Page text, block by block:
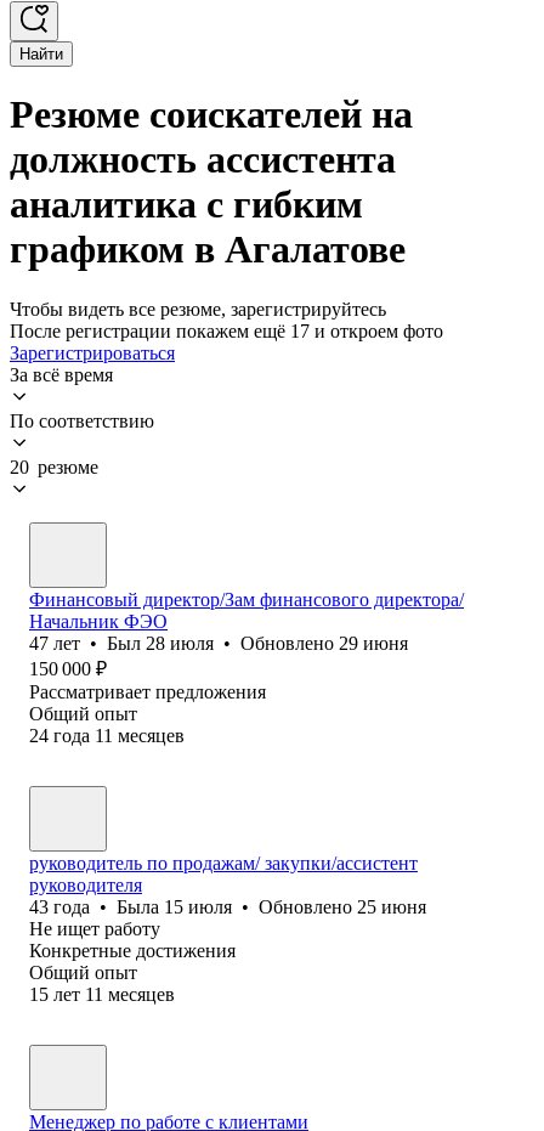
Найти
Резюме соискателей на
должность ассистента
аналитика с гибким
графиком в Агалатове
Чтобы видеть все резюме, зарегистрируйтесь
После регистрации покажем ещё 17 и откроем фото
Зарегистрироваться
За всё время
По соответствию
20 резюме
Финансовый директор/Зам финансового директора/
Начальник ФЭО
47 лет • Был 28 июля • Обновлено 29 июня
150 000 ₽
Рассматривает предложения
Общий опыт
24 года 11 месяцев
руководитель по продажам/ закупки/ассистент
руководителя
43 года • Была 15 июля • Обновлено 25 июня
Не ищет работу
Конкретные достижения
Общий опыт
15 лет 11 месяцев
Менеджер по работе с клиентами